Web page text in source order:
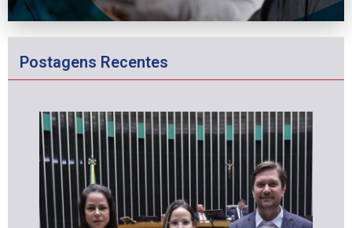
Postagens Recentes